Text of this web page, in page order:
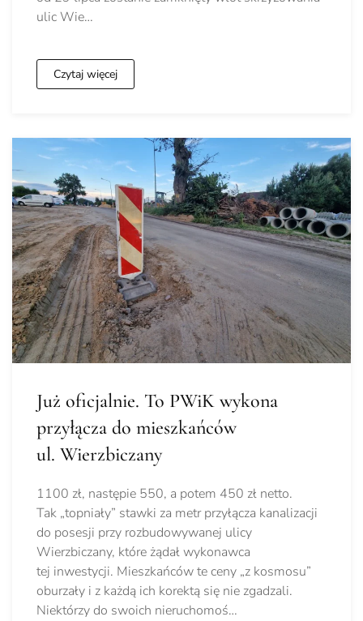
ulic Wie…
Czytaj więcej
Już oficjalnie. To PWiK wykona
przyłącza do mieszkańców
ul. Wierzbiczany
1100 zł, następie 550, a potem 450 zł netto.
Tak „topniały” stawki za metr przyłącza kanalizacji
do posesji przy rozbudowywanej ulicy
Wierzbiczany, które żądał wykonawca
tej inwestycji. Mieszkańców te ceny „z kosmosu”
oburzały i z każdą ich korektą się nie zgadzali.
Niektórzy do swoich nieruchomoś…